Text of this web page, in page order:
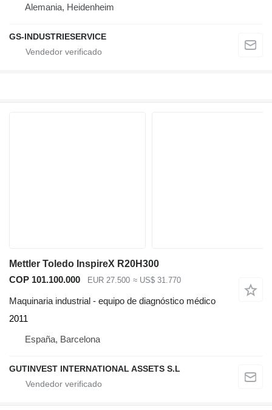
Alemania, Heidenheim
GS-INDUSTRIESERVICE
Mettler Toledo InspireX R20H300
COP 101.100.000
EUR 27.500 ≈ US$ 31.770
Maquinaria industrial - equipo de diagnóstico médico
2011
España, Barcelona
GUTINVEST INTERNATIONAL ASSETS S.L